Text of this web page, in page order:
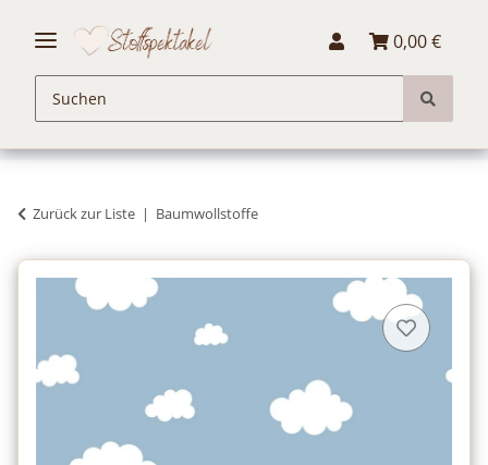
0,00 €
Zurück zur Liste Baumwollstoffe